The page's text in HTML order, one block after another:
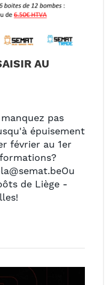
AU
pas
épuisement
février au 1er
de Liège -